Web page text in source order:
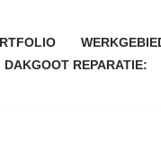
DAKGOOT REPARATIE: